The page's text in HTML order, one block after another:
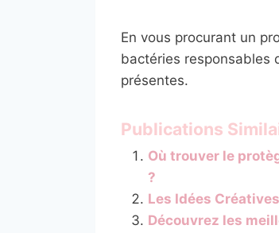
En vous procurant un
bactéries responsables
présentes.
Publications
Où trouver le
?
Les Idées
Découvrez les